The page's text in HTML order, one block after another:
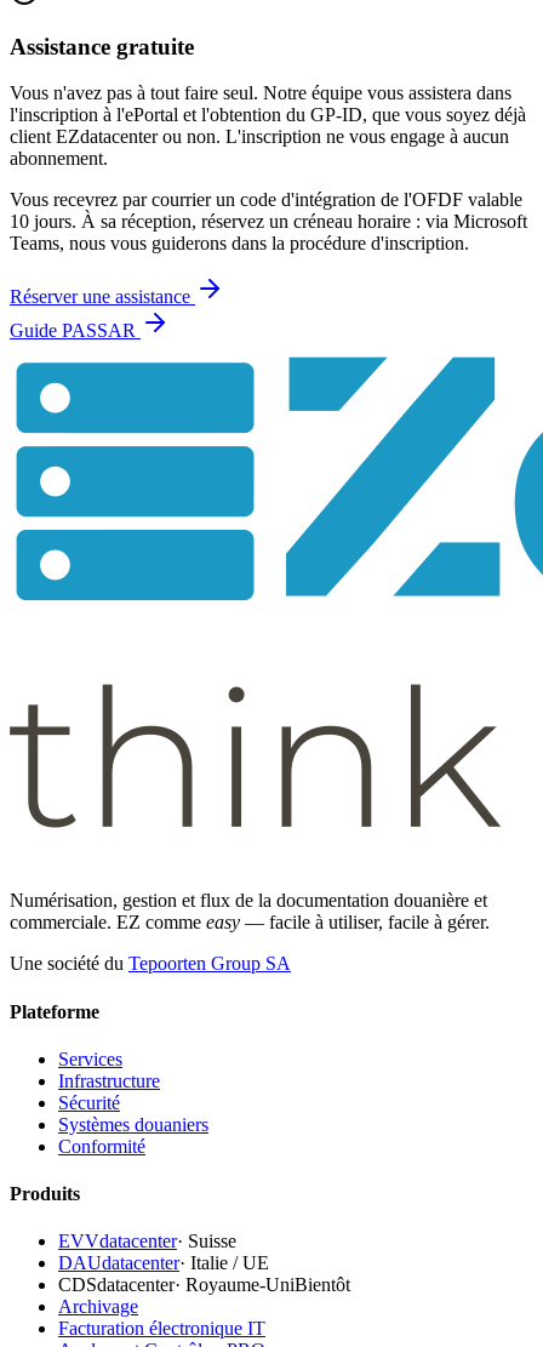
Assistance gratuite
Vous n'avez pas à tout faire seul. Notre équipe vous assistera dans
l'inscription à l'ePortal et l'obtention du GP-ID, que vous soyez déjà
client EZdatacenter ou non. L'inscription ne vous engage à aucun
abonnement.
Vous recevrez par courrier un code d'intégration de l'OFDF valable
10 jours. À sa réception, réservez un créneau horaire : via Microsoft
Teams, nous vous guiderons dans la procédure d'inscription.
Réserver une assistance
Guide PASSAR
Numérisation, gestion et flux de la documentation douanière et
commerciale. EZ comme easy — facile à utiliser, facile à gérer.
Une société du Tepoorten Group SA
Plateforme
Services
Infrastructure
Sécurité
Systèmes douaniers
Conformité
Produits
EVVdatacenter· Suisse
DAUdatacenter· Italie / UE
CDSdatacenter· Royaume-UniBientôt
Archivage
Facturation électronique IT